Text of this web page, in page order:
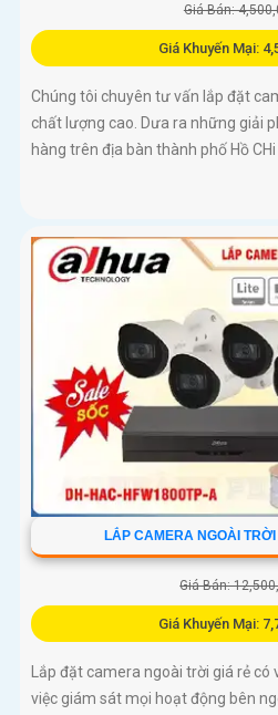
Giá Bán:
Giá Khuyến Mại:
Chúng tôi chuyên tư vấn lắp đặt
chất lượng cao. Dưa ra những giải
hàng trên địa bàn thành phố Hồ
LẮP CAMERA NGOÀI
Giá Bán:
Giá Khuyến Mại:
Lắp đặt camera ngoài trời giá rẻ
việc giám sát mọi hoạt động bên